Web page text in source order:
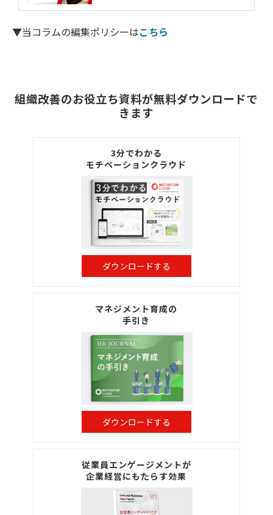
▼当コラムの編集ポリシーはこちら
組織改善のお役立ち資料が無料ダウンロードで
きます
3分でわかる
モチベーションクラウド
ダウンロードする
マネジメント育成の
手引き
ダウンロードする
従業員エンゲージメントが
企業経営にもたらす効果